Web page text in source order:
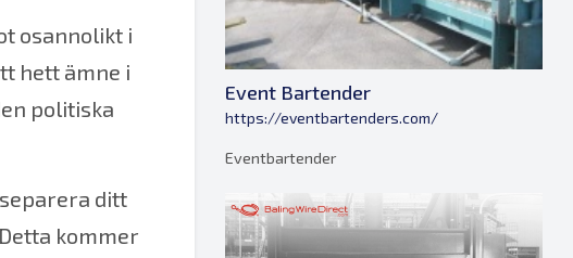
osannolikt i
hett ämne i
politiska
ditt
kommer
Event Bartender
https://eventbartenders.com/
Eventbartender